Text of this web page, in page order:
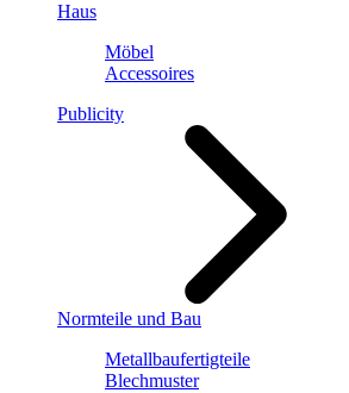
Haus
Möbel
Accessoires
Publicity
Normteile und Bau
Metallbaufertigteile
Blechmuster